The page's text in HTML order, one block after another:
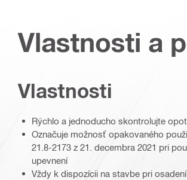
Vlastnosti a
Vlastnosti
Rýchlo a jednoducho skontrolujte
Označuje možnosť opakovaného
21.8-2173 z 21. decembra 2021 pri
upevnení
Vždy k dispozícii na stavbe pri